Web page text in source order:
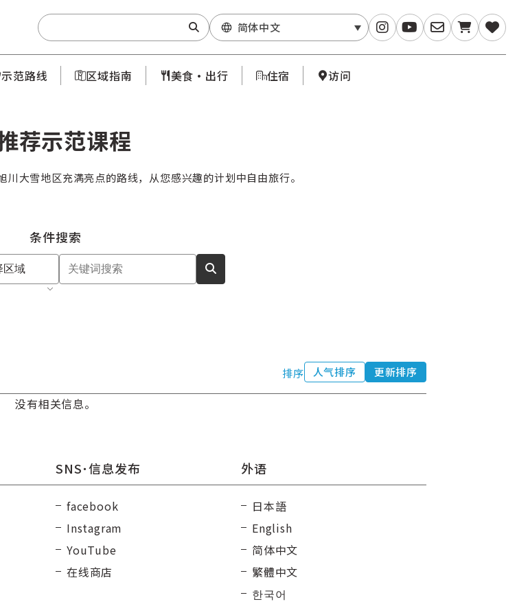
简体中文
示范路线 区域指南 美食·出行 住宿 访问
荐示范课程
大雪地区充满亮点的路线，从您感兴趣的计划中自由旅行。
条件搜索
区域
排序 人气排序 更新排序
没有相关信息。
SNS･信息发布
facebook
Instagram
YouTube
在线商店
外语
日本語
English
简体中文
繁體中文
한국어